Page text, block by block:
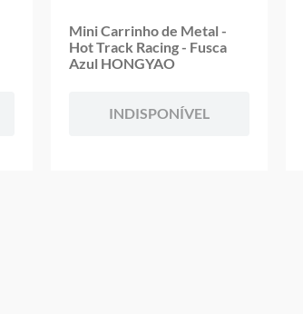
Mini Carrinho de Metal -
Hot Track Racing - Fusca
Azul HONGYAO
INDISPONÍVEL